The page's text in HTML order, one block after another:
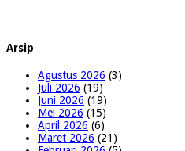
Arsip
Agustus 2026 (3)
Juli 2026 (19)
Juni 2026 (19)
Mei 2026 (15)
April 2026 (6)
Maret 2026 (21)